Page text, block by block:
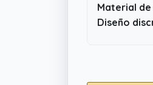
Material
Diseño